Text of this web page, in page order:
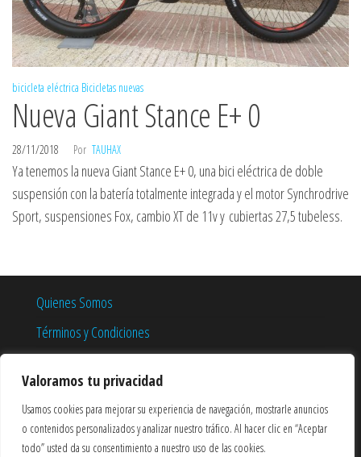
Valoramos tu privacidad
Usamos cookies para mejorar su experiencia de navegación, mostrarle anuncios
o contenidos personalizados y analizar nuestro tráfico. Al hacer clic en “Aceptar
todo” usted da su consentimiento a nuestro uso de las cookies.
bicicleta eléctrica Bicicletas nuevas
Nueva Giant Stance E+ 0
28/11/2018 Por TAUHAX
Ya tenemos la nueva Giant Stance E+ 0, una bici eléctrica de doble
suspensión con la batería totalmente integrada y el motor Synchrodrive
Sport, suspensiones Fox, cambio XT de 11v y cubiertas 27,5 tubeless.
Quienes Somos
Términos y Condiciones
Política de Cookies